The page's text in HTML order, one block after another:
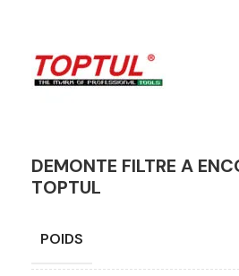
DEMONTE FILTRE A
TOPTUL
POIDS